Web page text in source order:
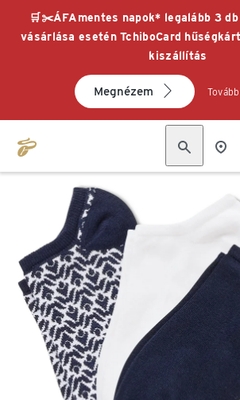
🛒✂️ÁFAmentes napok* legalább 3
vásárlása esetén TchiboCard
kiszállítás
Megnézem